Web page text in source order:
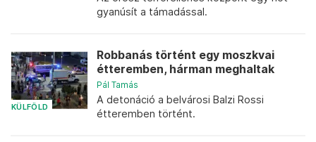
gyanúsít a támadással.
KÜLFÖLD
Robbanás történt egy moszkvai
étteremben, hárman meghaltak
Pál Tamás
A detonáció a belvárosi Balzi Rossi
étteremben történt.